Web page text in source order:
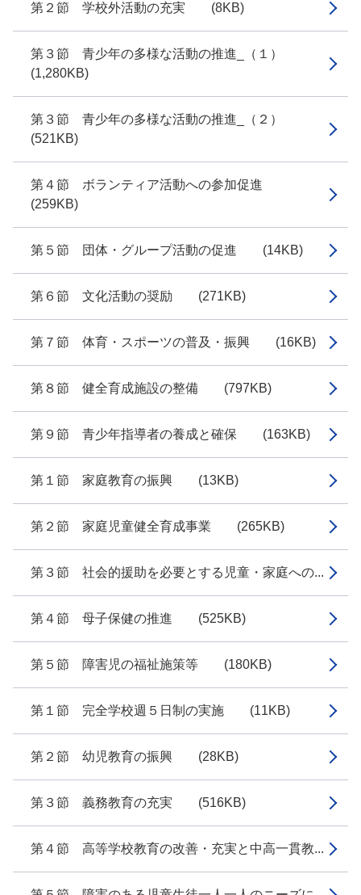
第２節 学校外活動の充実 (8KB)
第３節 青少年の多様な活動の推進_（１）
(1,280KB)
第３節 青少年の多様な活動の推進_（２）
(521KB)
第４節 ボランティア活動への参加促進
(259KB)
第５節 団体・グループ活動の促進 (14KB)
第６節 文化活動の奨励 (271KB)
第７節 体育・スポーツの普及・振興 (16KB)
第８節 健全育成施設の整備 (797KB)
第９節 青少年指導者の養成と確保 (163KB)
第１節 家庭教育の振興 (13KB)
第２節 家庭児童健全育成事業 (265KB)
第３節 社会的援助を必要とする児童・家庭への...
第４節 母子保健の推進 (525KB)
第５節 障害児の福祉施策等 (180KB)
第１節 完全学校週５日制の実施 (11KB)
第２節 幼児教育の振興 (28KB)
第３節 義務教育の充実 (516KB)
第４節 高等学校教育の改善・充実と中高一貫教...